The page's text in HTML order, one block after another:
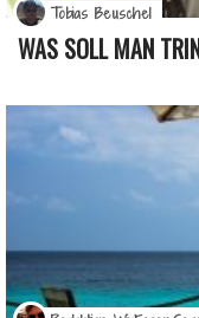
WAS SOLL MAN
Tobias Beuschel